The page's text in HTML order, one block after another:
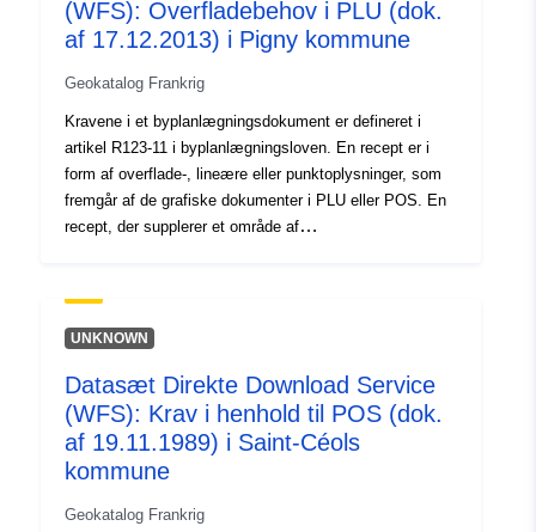
Type:
Ressource:
http://inspire.ec.europa.eu/
(WFS): Overfladebehov i PLU (dok.
af 17.12.2013) i Pigny kommune
Geokatalog Frankrig
Kravene i et byplanlægningsdokument er defineret i
artikel R123-11 i byplanlægningsloven. En recept er i
form af overflade-, lineære eller punktoplysninger, som
fremgår af de grafiske dokumenter i PLU eller POS. En
recept, der supplerer et område af
UNKNOWN
Datasæt Direkte Download Service
(WFS): Krav i henhold til POS (dok.
af 19.11.1989) i Saint-Céols
kommune
Geokatalog Frankrig